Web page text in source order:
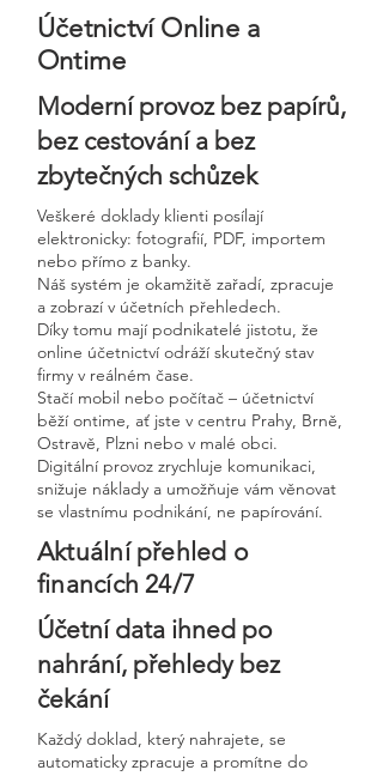
Účetnictví Online a
Ontime
Moderní provoz bez papírů,
bez cestování a bez
zbytečných schůzek
Veškeré doklady klienti posílají
elektronicky: fotografií, PDF, importem
nebo přímo z banky.
Náš systém je okamžitě zařadí, zpracuje
a zobrazí v účetních přehledech.
Díky tomu mají podnikatelé jistotu, že
online účetnictví odráží skutečný stav
firmy v reálném čase.
Stačí mobil nebo počítač – účetnictví
běží ontime, ať jste v centru Prahy, Brně,
Ostravě, Plzni nebo v malé obci.
Digitální provoz zrychluje komunikaci,
snižuje náklady a umožňuje vám věnovat
se vlastnímu podnikání, ne papírování.
Aktuální přehled o
financích 24/7
Účetní data ihned po
nahrání, přehledy bez
čekání
Každý doklad, který nahrajete, se
automaticky zpracuje a promítne do